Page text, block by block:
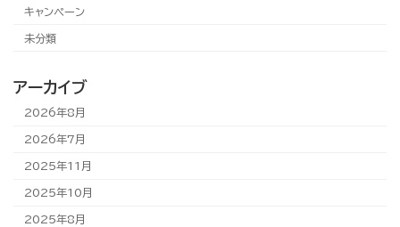
キャンペーン
未分類
アーカイブ
2026年8月
2026年7月
2025年11月
2025年10月
2025年8月